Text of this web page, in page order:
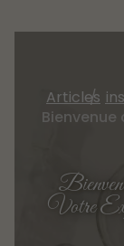
Articles
Votre